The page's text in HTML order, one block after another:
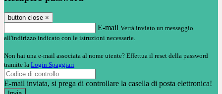
button close ×
E-mail Verrà inviato un messaggio
all'indirizzo indicato con le istruzioni necessarie.
Non hai una e-mail associata al nome utente? Effettua il reset della password
tramite la Login Spaggiari
E-mail inviata, si prega di controllare la casella di posta elettronica!